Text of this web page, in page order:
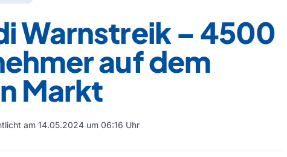
Warnstreik – 4500
auf dem
Markt
am 14.05.2024 um 06:16 Uhr